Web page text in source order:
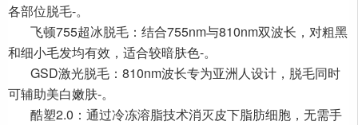
各部位脱毛-。
飞顿755超冰脱毛：结合755nm与810nm双波长，对粗黑
和细小毛发均有效，适合较暗肤色-。
GSD激光脱毛：810nm波长专为亚洲人设计，脱毛同时
可辅助美白嫩肤-。
酷塑2.0：通过冷冻溶脂技术消灭皮下脂肪细胞，无需手